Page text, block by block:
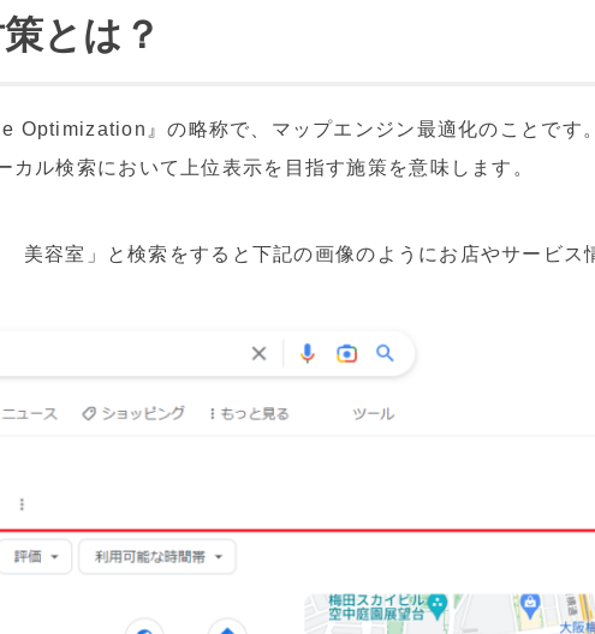
とは？
Optimization』の略称で、マップエンジン最適化のことです
カル検索において上位表示を目指す施策を意味します。
容室」と検索をすると下記の画像のようにお店やサービス